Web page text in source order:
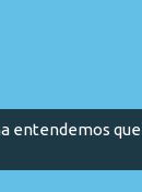
entendemos que